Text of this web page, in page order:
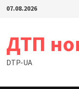
Skip07.08.2026
ДТП
DTP-UA